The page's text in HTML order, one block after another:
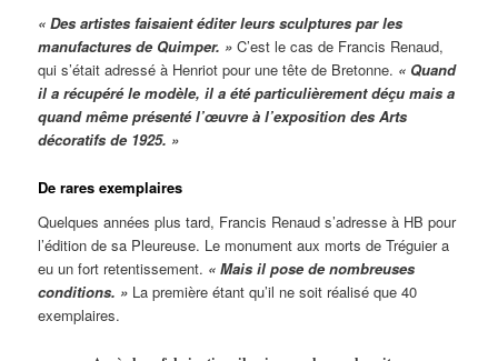
« Des artistes faisaient éditer leurs sculptures par les
manufactures de Quimper. » C’est le cas de Francis Renaud,
qui s’était adressé à Henriot pour une tête de Bretonne. « Quand
il a récupéré le modèle, il a été particulièrement déçu mais a
quand même présenté l’œuvre à l’exposition des Arts
décoratifs de 1925. »
De rares exemplaires
Quelques années plus tard, Francis Renaud s’adresse à HB pour
l’édition de sa Pleureuse. Le monument aux morts de Tréguier a
eu un fort retentissement. « Mais il pose de nombreuses
conditions. » La première étant qu’il ne soit réalisé que 40
exemplaires.